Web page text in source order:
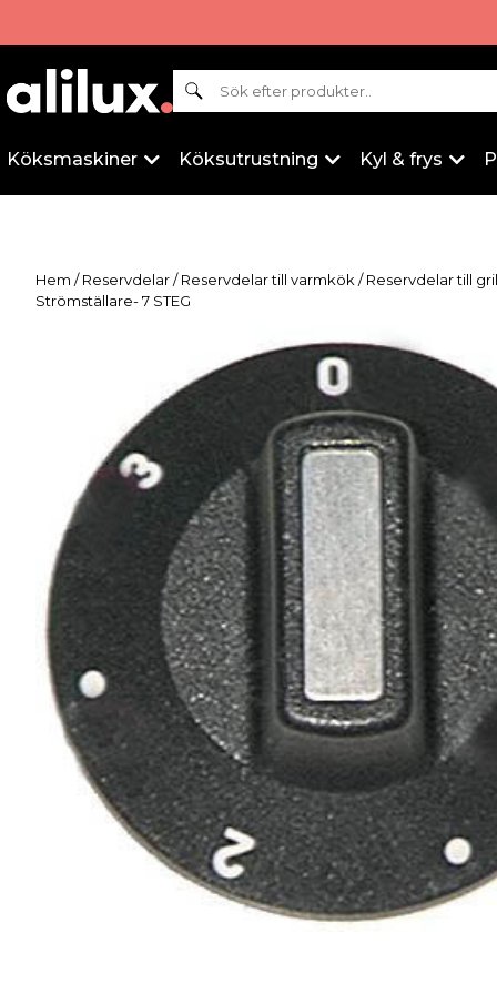
Sök
Köksmaskiner Köksutrustning Kyl & frys
Hem /Reservdelar/Reservdelar till varmkök /Reservdelar till
Strömställare- 7 STEG